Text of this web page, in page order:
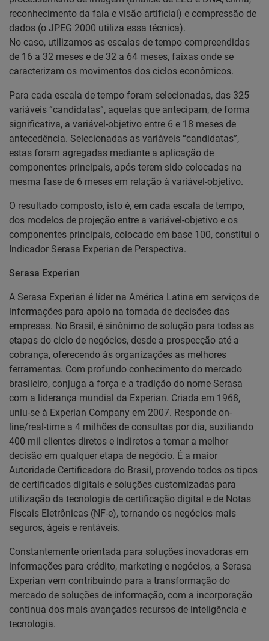
reconhecimento da fala e visão artificial) e compressão de
dados (o JPEG 2000 utiliza essa técnica).
No caso, utilizamos as escalas de tempo compreendidas
de 16 a 32 meses e de 32 a 64 meses, faixas onde se
caracterizam os movimentos dos ciclos econômicos.
Para cada escala de tempo foram selecionadas, das 325
variáveis “candidatas”, aquelas que antecipam, de forma
significativa, a variável-objetivo entre 6 e 18 meses de
antecedência. Selecionadas as variáveis “candidatas”,
estas foram agregadas mediante a aplicação de
componentes principais, após terem sido colocadas na
mesma fase de 6 meses em relação à variável-objetivo.
O resultado composto, isto é, em cada escala de tempo,
dos modelos de projeção entre a variável-objetivo e os
componentes principais, colocado em base 100, constitui o
Indicador Serasa Experian de Perspectiva.
Serasa Experian
A Serasa Experian é líder na América Latina em serviços de
informações para apoio na tomada de decisões das
empresas. No Brasil, é sinônimo de solução para todas as
etapas do ciclo de negócios, desde a prospecção até a
cobrança, oferecendo às organizações as melhores
ferramentas. Com profundo conhecimento do mercado
brasileiro, conjuga a força e a tradição do nome Serasa
com a liderança mundial da Experian. Criada em 1968,
uniu-se à Experian Company em 2007. Responde on-
line/real-time a 4 milhões de consultas por dia, auxiliando
400 mil clientes diretos e indiretos a tomar a melhor
decisão em qualquer etapa de negócio. É a maior
Autoridade Certificadora do Brasil, provendo todos os tipos
de certificados digitais e soluções customizadas para
utilização da tecnologia de certificação digital e de Notas
Fiscais Eletrônicas (NF-e), tornando os negócios mais
seguros, ágeis e rentáveis.
Constantemente orientada para soluções inovadoras em
informações para crédito, marketing e negócios, a Serasa
Experian vem contribuindo para a transformação do
mercado de soluções de informação, com a incorporação
contínua dos mais avançados recursos de inteligência e
tecnologia.